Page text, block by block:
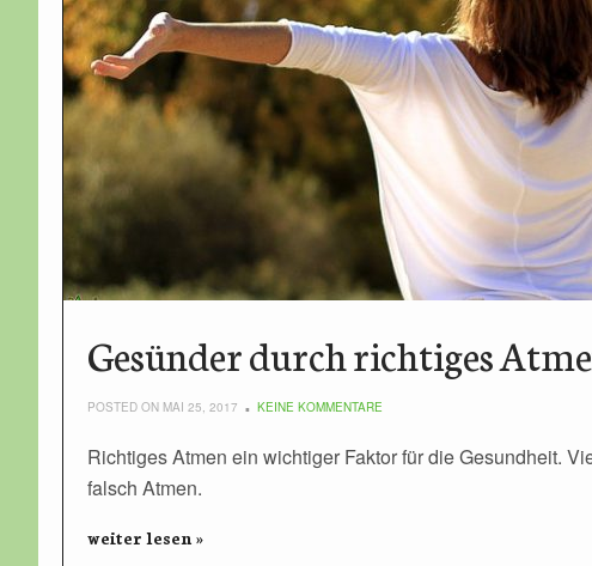
Gesünder durch richtiges
POSTED ON MAI 25, 2017 KEINE KOMMENTARE
Richtiges Atmen ein wichtiger Faktor für die Gesundheit.
falsch Atmen.
weiter lesen »